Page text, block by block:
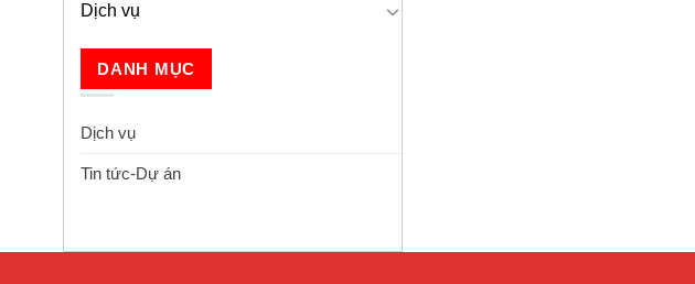
Dịch vụ
DANH MỤC
Dịch vụ
Tin tức-Dự án